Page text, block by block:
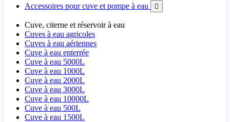
Accessoires pour cuve et pompe à eau

Cuve, citerne et réservoir à eau
Cuves à eau agricoles
Cuves à eau aériennes
Cuve à eau enterrée
Cuve à eau 5000L
Cuve à eau 1000L
Cuve à eau 2000L
Cuve à eau 3000L
Cuve à eau 10000L
Cuve à eau 500L
Cuve à eau 1500L